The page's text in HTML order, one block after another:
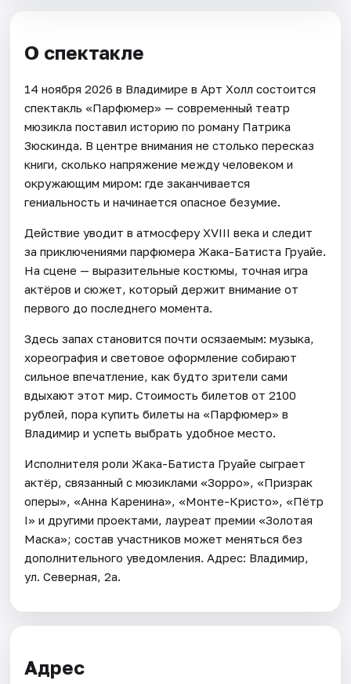
О спектакле
14 ноября 2026 в Владимире в Арт Холл состоится
спектакль «Парфюмер» — современный театр
мюзикла поставил историю по роману Патрика
Зюскинда. В центре внимания не столько пересказ
книги, сколько напряжение между человеком и
окружающим миром: где заканчивается
гениальность и начинается опасное безумие.
Действие уводит в атмосферу XVIII века и следит
за приключениями парфюмера Жака-Батиста Груайе.
На сцене — выразительные костюмы, точная игра
актёров и сюжет, который держит внимание от
первого до последнего момента.
Здесь запах становится почти осязаемым: музыка,
хореография и световое оформление собирают
сильное впечатление, как будто зрители сами
вдыхают этот мир. Стоимость билетов от 2100
рублей, пора купить билеты на «Парфюмер» в
Владимир и успеть выбрать удобное место.
Исполнителя роли Жака-Батиста Груайе сыграет
актёр, связанный с мюзиклами «Зорро», «Призрак
оперы», «Анна Каренина», «Монте-Кристо», «Пётр
I» и другими проектами, лауреат премии «Золотая
Маска»; состав участников может меняться без
дополнительного уведомления. Адрес: Владимир,
ул. Северная, 2а.
Адрес